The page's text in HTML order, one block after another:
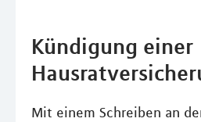
Kündigung einer
Mit einem Schreiben an